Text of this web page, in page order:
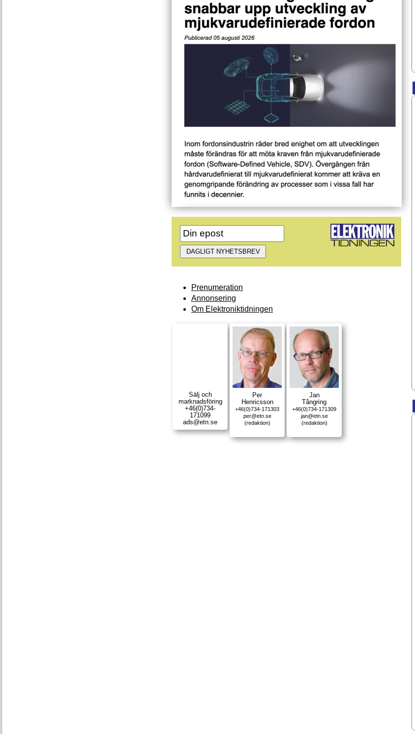
Prenumeration
Annonsering
Om Elektroniktidningen
Sälj och
marknads­föring
+46(0)734-
171099
ads@etn.se
Per
Henricsson
+46(0)734-171303
per@etn.se
(redaktion)
Jan
Tångring
+46(0)734-171309
jan@etn.se
(redaktion)